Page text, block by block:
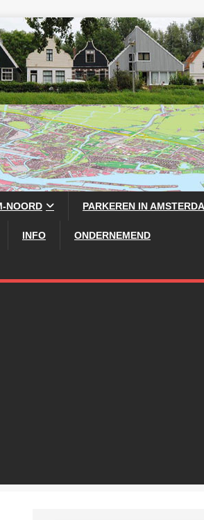
NOORD PARKEREN IN
INFO ONDERNEMEND